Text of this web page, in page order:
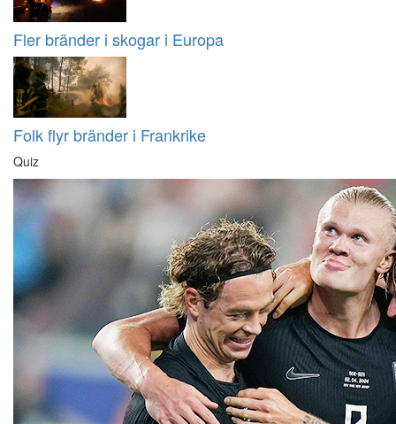
Fler bränder i skogar i Europa
Folk flyr bränder i Frankrike
Quiz